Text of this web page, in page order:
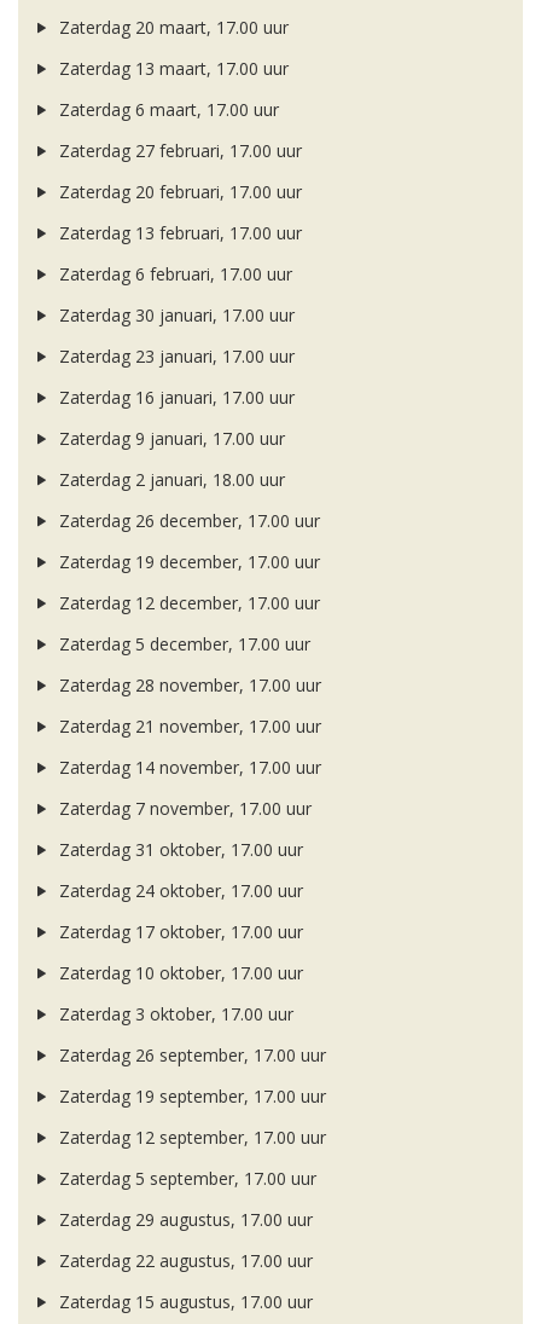
Zaterdag 20 maart, 17.00 uur
Zaterdag 13 maart, 17.00 uur
Zaterdag 6 maart, 17.00 uur
Zaterdag 27 februari, 17.00 uur
Zaterdag 20 februari, 17.00 uur
Zaterdag 13 februari, 17.00 uur
Zaterdag 6 februari, 17.00 uur
Zaterdag 30 januari, 17.00 uur
Zaterdag 23 januari, 17.00 uur
Zaterdag 16 januari, 17.00 uur
Zaterdag 9 januari, 17.00 uur
Zaterdag 2 januari, 18.00 uur
Zaterdag 26 december, 17.00 uur
Zaterdag 19 december, 17.00 uur
Zaterdag 12 december, 17.00 uur
Zaterdag 5 december, 17.00 uur
Zaterdag 28 november, 17.00 uur
Zaterdag 21 november, 17.00 uur
Zaterdag 14 november, 17.00 uur
Zaterdag 7 november, 17.00 uur
Zaterdag 31 oktober, 17.00 uur
Zaterdag 24 oktober, 17.00 uur
Zaterdag 17 oktober, 17.00 uur
Zaterdag 10 oktober, 17.00 uur
Zaterdag 3 oktober, 17.00 uur
Zaterdag 26 september, 17.00 uur
Zaterdag 19 september, 17.00 uur
Zaterdag 12 september, 17.00 uur
Zaterdag 5 september, 17.00 uur
Zaterdag 29 augustus, 17.00 uur
Zaterdag 22 augustus, 17.00 uur
Zaterdag 15 augustus, 17.00 uur